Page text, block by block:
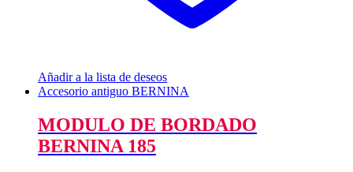
Añadir a la lista de deseos
Accesorio antiguo BERNINA
MODULO DE BORDADO
BERNINA 185